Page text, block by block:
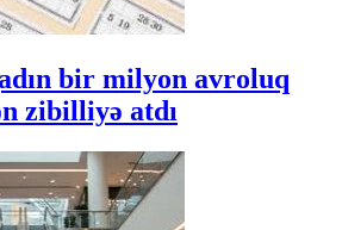
bir milyon avroluq
zibilliyə atdı